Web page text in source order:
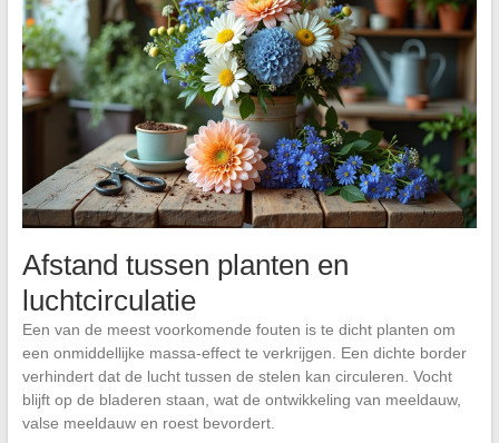
Afstand tussen planten en
luchtcirculatie
Een van de meest voorkomende fouten is te dicht planten om
een onmiddellijke massa-effect te verkrijgen. Een dichte border
verhindert dat de lucht tussen de stelen kan circuleren. Vocht
blijft op de bladeren staan, wat de ontwikkeling van meeldauw,
valse meeldauw en roest bevordert.